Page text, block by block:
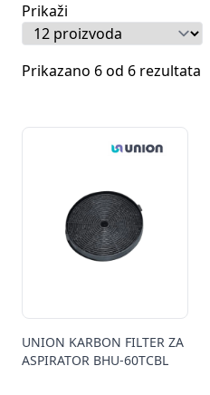
Prikaži
Prikazano 6 od 6 rezultata
UNION KARBON FILTER ZA
ASPIRATOR BHU-60TCBL